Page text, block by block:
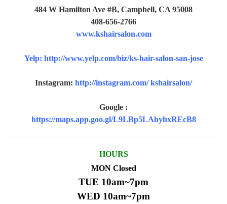
484 W Hamilton Ave #B, Campbell, CA 95008
408-656-2766
www.kshairsalon.com
Yelp: http://www.yelp.com/biz/ks-hair-salon-san-jose
Instagram: http://instagram.com/ kshairsalon/
Google :
https://maps.app.goo.gl/L9LBp5LAhyhxREcB8
HOURS
MON Closed
TUE 10am~7pm
WED 10am~7pm